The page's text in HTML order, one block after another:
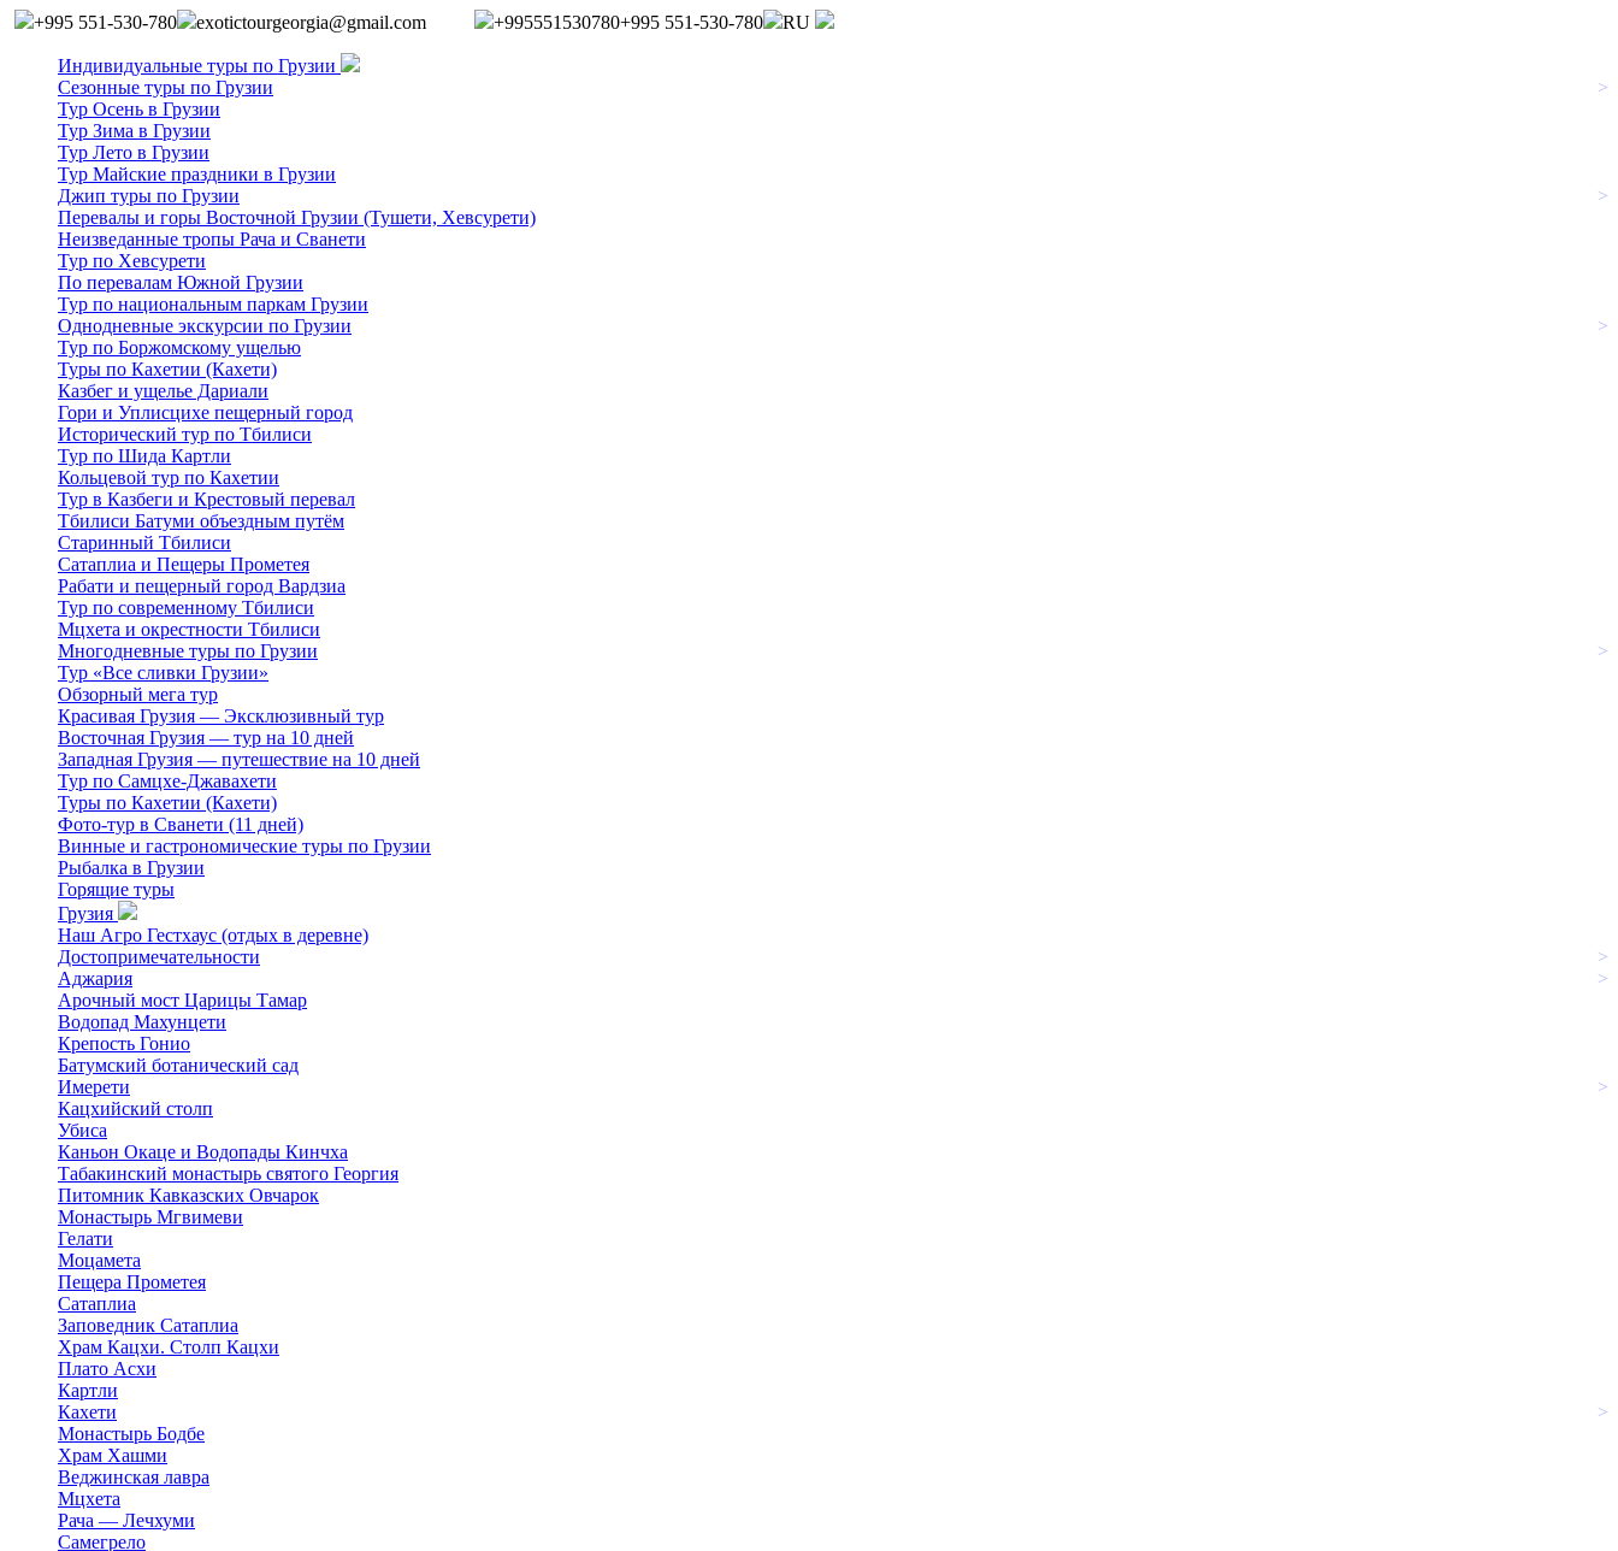
+995 551-530-780 exotictourgeorgia@gmail.com +995551530780+995 551-530-780 RU
Индивидуальные туры по Грузии
Сезонные туры по Грузии
>
Тур Осень в Грузии
Тур Зима в Грузии
Тур Лето в Грузии
Тур Майские праздники в Грузии
Джип туры по Грузии
>
Перевалы и горы Восточной Грузии (Тушети, Хевсурети)
Неизведанные тропы Рача и Сванети
Тур по Хевсурети
По перевалам Южной Грузии
Тур по национальным паркам Грузии
Однодневные экскурсии по Грузии
>
Тур по Боржомскому ущелью
Туры по Кахетии (Кахети)
Казбег и ущелье Дариали
Гори и Уплисцихе пещерный город
Исторический тур по Тбилиси
Тур по Шида Картли
Кольцевой тур по Кахетии
Тур в Казбеги и Крестовый перевал
Тбилиси Батуми объездным путём
Старинный Тбилиси
Сатаплиа и Пещеры Прометея
Рабати и пещерный город Вардзиа
Тур по современному Тбилиси
Мцхета и окрестности Тбилиси
Многодневные туры по Грузии
>
Тур «Все сливки Грузии»
Обзорный мега тур
Красивая Грузия — Эксклюзивный тур
Восточная Грузия — тур на 10 дней
Западная Грузия — путешествие на 10 дней
Тур по Самцхе-Джавахети
Туры по Кахетии (Кахети)
Фото-тур в Сванети (11 дней)
Винные и гастрономические туры по Грузии
Рыбалка в Грузии
Горящие туры
Грузия
Наш Агро Гестхаус (отдых в деревне)
Достопримечательности
>
Аджария
>
Арочный мост Царицы Тамар
Водопад Махунцети
Крепость Гонио
Батумский ботанический сад
Имерети
>
Кацхийский столп
Убиса
Каньон Окаце и Водопады Кинчха
Табакинский монастырь святого Георгия
Питомник Кавказских Овчарок
Монастырь Мгвимеви
Гелати
Моцамета
Пещера Прометея
Сатаплиа
Заповедник Сатаплиа
Храм Кацхи. Столп Кацхи
Плато Асхи
Картли
Кахети
>
Монастырь Бодбе
Храм Хашми
Веджинская лавра
Мцхета
Рача — Лечхуми
Самегрело